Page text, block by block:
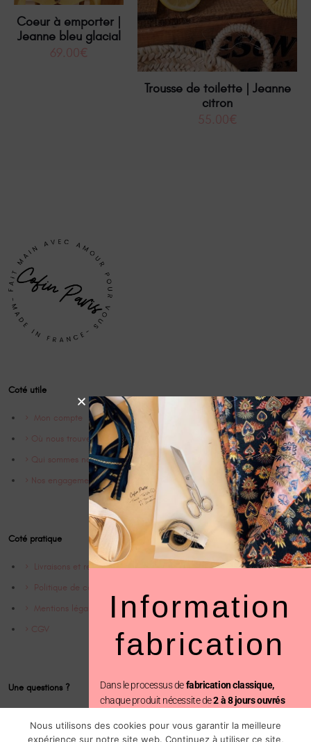
Coeur à emporter |
Jeanne bleu glacial
69.00€
Trousse de toilette | Jeanne
citron
55.00€
Coté utile
Mon compte
Où nous trouver
Qui sommes nous ?
Nos engagements
Coté pratique
Livraisons et retrours
Politique de confidentialité
Mentions légales
CGV
Une questions ?
Instagram @Cofinparis
Nous utilisons des cookies pour vous garantir la meilleure
expérience sur notre site web. Continuez à utiliser ce site,
Information
fabrication
Dans le processus defabrication classique,
chaque produit nécessite de2 à 8 jours ouvrés